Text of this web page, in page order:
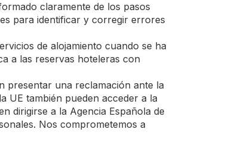
claramente de los pasos
para identificar y corregir errores
de alojamiento cuando se ha
a las reservas hoteleras con
presentar una reclamación ante la
UE también pueden acceder a la
dirigirse a la Agencia Española de
Nos comprometemos a